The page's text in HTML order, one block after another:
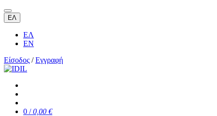
ΕΛ
ΕΛ
EN
Είσοδος /Εγγραφή
0 /0,00 €